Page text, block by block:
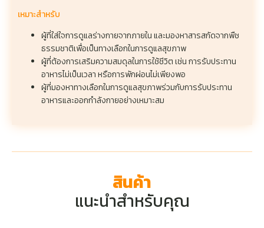
เหมาะสำหรับ
ผู้ที่ใส่ใจการดูแลร่างกายจากภายใน และมองหาสารสกัดจากพืช
ธรรมชาติเพื่อเป็นทางเลือกในการดูแลสุขภาพ
ผู้ที่ต้องการเสริมความสมดุลในการใช้ชีวิต เช่น การรับประทาน
อาหารไม่เป็นเวลา หรือการพักผ่อนไม่เพียงพอ
ผู้ที่มองหาทางเลือกในการดูแลสุขภาพร่วมกับการรับประทาน
อาหารและออกกำลังกายอย่างเหมาะสม
สินค้า
แนะนำสำหรับคุณ